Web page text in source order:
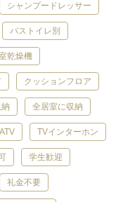
シャンプードレッサー
バストイレ別
乾燥機
クッションフロア
全居室に収納
TVインターホン
学生歓迎
礼金不要